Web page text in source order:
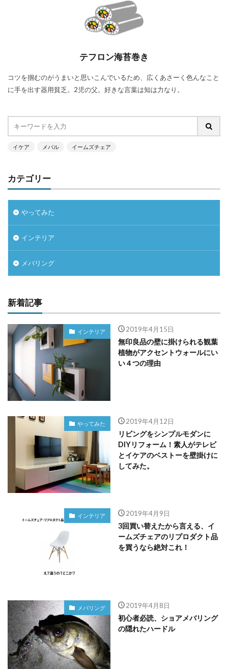
テフロン海苔巻き
コツを掴むのがうまいと思いこんでいるため、広くあさーく色んなこと
に手を出す器用貧乏。2児の父。好きな言葉は知は力なり。
イケア メバル イームズチェア
カテゴリー
やってみた
インテリア
メバリング
新着記事
インテリア 2019年4月15日
無印良品の壁に掛けられる観葉
植物がアクセントウォールにい
い４つの理由
やってみた 2019年4月12日
リビングをシンプルモダンに
DIYリフォーム！素人がテレビ
とイケアのベストーを壁掛けに
してみた。
インテリア 2019年4月9日
3回買い替えたから言える、イ
ームズチェアのリプロダクト品
を買うなら絶対これ！
メバリング 2019年4月8日
初心者必読、ショアメバリング
の隠れたハードル